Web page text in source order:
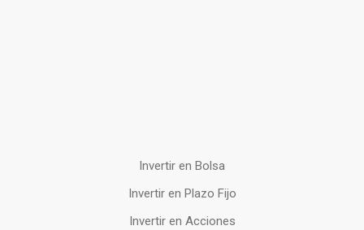
Invertir en Bolsa
Invertir en Plazo Fijo
Invertir en Acciones